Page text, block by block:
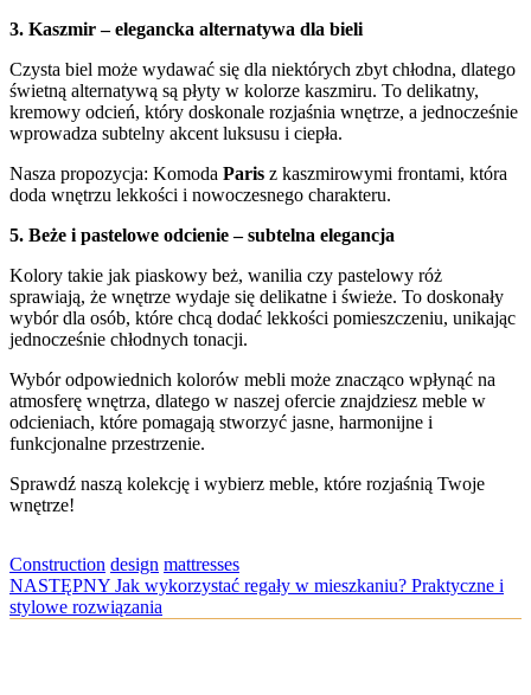
3. Kaszmir – elegancka alternatywa dla bieli
Czysta biel może wydawać się dla niektórych zbyt chłodna, dlatego
świetną alternatywą są płyty w kolorze kaszmiru. To delikatny,
kremowy odcień, który doskonale rozjaśnia wnętrze, a jednocześnie
wprowadza subtelny akcent luksusu i ciepła.
Nasza propozycja: Komoda Paris z kaszmirowymi frontami, która
doda wnętrzu lekkości i nowoczesnego charakteru.
5. Beże i pastelowe odcienie – subtelna elegancja
Kolory takie jak piaskowy beż, wanilia czy pastelowy róż
sprawiają, że wnętrze wydaje się delikatne i świeże. To doskonały
wybór dla osób, które chcą dodać lekkości pomieszczeniu, unikając
jednocześnie chłodnych tonacji.
Wybór odpowiednich kolorów mebli może znacząco wpłynąć na
atmosferę wnętrza, dlatego w naszej ofercie znajdziesz meble w
odcieniach, które pomagają stworzyć jasne, harmonijne i
funkcjonalne przestrzenie.
Sprawdź naszą kolekcję i wybierz meble, które rozjaśnią Twoje
wnętrze!
Construction design mattresses
NASTĘPNY Jak wykorzystać regały w mieszkaniu? Praktyczne i
stylowe rozwiązania